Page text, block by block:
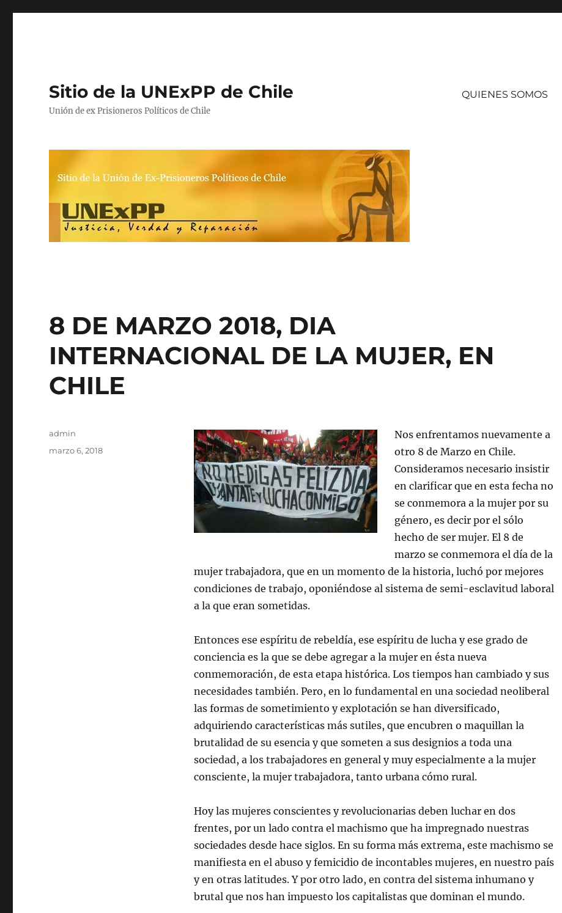
Sitio de la UNExPP de Chile
Unión de ex Prisioneros Políticos de Chile
QUIENES SOMOS
8 DE MARZO 2018, DIA
INTERNACIONAL DE LA MUJER, EN
CHILE
Nos enfrentamos nuevamente a
otro 8 de Marzo en Chile.
Consideramos necesario insistir
en clarificar que en esta fecha no
se conmemora a la mujer por su
género, es decir por el sólo
hecho de ser mujer. El 8 de
marzo se conmemora el día de la
mujer trabajadora, que en un momento de la historia, luchó por mejores
condiciones de trabajo, oponiéndose al sistema de semi-esclavitud laboral
a la que eran sometidas.
Entonces ese espíritu de rebeldía, ese espíritu de lucha y ese grado de
conciencia es la que se debe agregar a la mujer en ésta nueva
conmemoración, de esta etapa histórica. Los tiempos han cambiado y sus
necesidades también. Pero, en lo fundamental en una sociedad neoliberal
las formas de sometimiento y explotación se han diversificado,
adquiriendo características más sutiles, que encubren o maquillan la
brutalidad de su esencia y que someten a sus designios a toda una
sociedad, a los trabajadores en general y muy especialmente a la mujer
consciente, la mujer trabajadora, tanto urbana cómo rural.
Hoy las mujeres conscientes y revolucionarias deben luchar en dos
frentes, por un lado contra el machismo que ha impregnado nuestras
sociedades desde hace siglos. En su forma más extrema, este machismo se
manifiesta en el abuso y femicidio de incontables mujeres, en nuestro país
y en otras latitudes. Y por otro lado, en contra del sistema inhumano y
brutal que nos han impuesto los capitalistas que dominan el mundo.
Autor
admin
Publicado
marzo 6, 2018